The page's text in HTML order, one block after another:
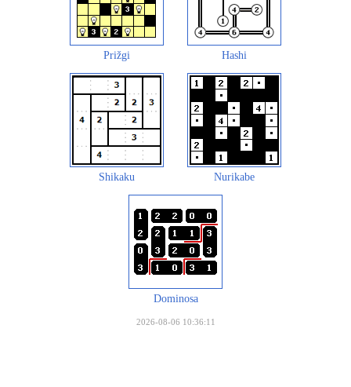
Prižgi Hashi
Shikaku Nurikabe
Dominosa
2026-08-06 10:36:11